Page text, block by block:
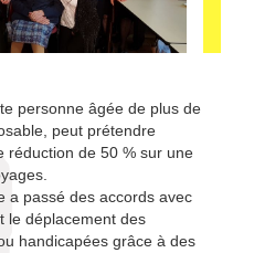
personne âgée de plus de
peut prétendre
réduction de 50 % sur une
a passé des accords avec
le déplacement des
handicapées grâce à des